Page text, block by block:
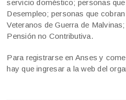
servicio doméstico; personas
Desempleo; personas que
Veteranos de Guerra de
Pensión no Contributiva.
Para registrarse en Anses y
hay que ingresar a la web del